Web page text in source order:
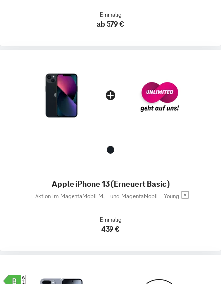
Einmalig
ab 579 €
Apple iPhone 13 (Erneuert Basic)
+ Aktion im MagentaMobil M, L und MagentaMobil L Young
Einmalig
439 €